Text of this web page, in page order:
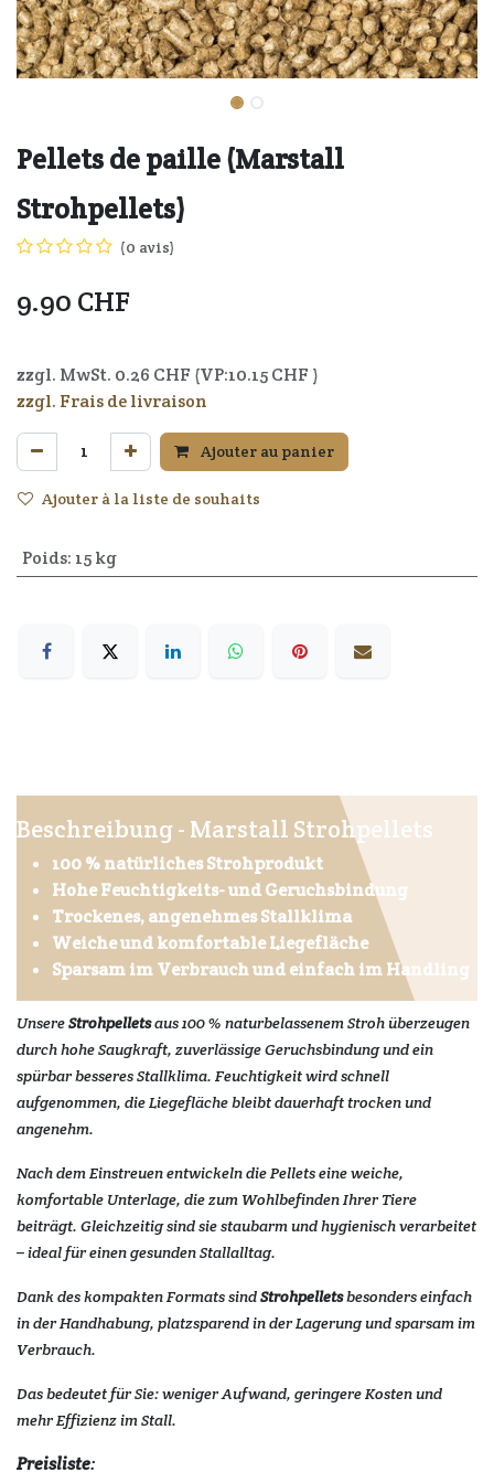
Pellets de paille (Marstall
Strohpellets)
(0 avis)
9.90 CHF
zzgl. MwSt. 0.26 CHF (VP:10.15CHF )
zzgl. Frais de livraison
Ajouter au panier
Ajouter à la liste de souhaits
Poids: 15 kg
Beschreibung - Marstall Strohpellets
100 % natürliches Strohprodukt
Hohe Feuchtigkeits- und Geruchsbindung
Trockenes, angenehmes Stallklima
Weiche und komfortable Liegefläche
Sparsam im Verbrauch und einfach im Handling
UnsereStrohpelletsaus 100 % naturbelassenem Stroh überzeugen
durch hohe Saugkraft, zuverlässige Geruchsbindung und ein
spürbar besseres Stallklima. Feuchtigkeit wird schnell
aufgenommen, die Liegefläche bleibt dauerhaft trocken und
angenehm.
Nach dem Einstreuen entwickeln die Pellets eine weiche,
komfortable Unterlage, die zum Wohlbefinden Ihrer Tiere
beiträgt. Gleichzeitig sind sie staubarm und hygienisch verarbeitet
– ideal für einen gesunden Stallalltag.
Dank des kompakten Formats sindStrohpelletsbesonders einfach
in der Handhabung, platzsparend in der Lagerung und sparsam im
Verbrauch.
Das bedeutet für Sie: weniger Aufwand, geringere Kosten und
mehr Effizienz im Stall.
Preisliste: